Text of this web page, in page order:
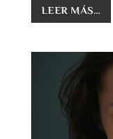
LEER MÁS…